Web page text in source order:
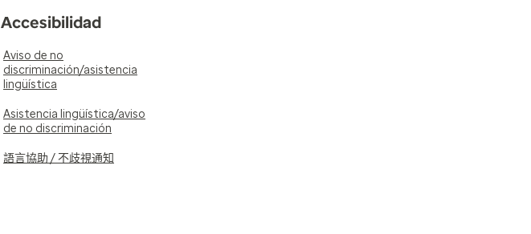
Accesibilidad
Aviso de no
discriminación/asistencia
lingüística
Asistencia lingüística/aviso
de no discriminación
語言協助 / 不歧視通知